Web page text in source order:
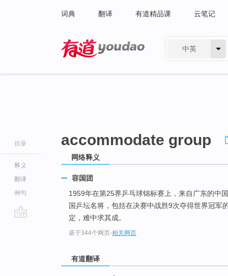
词典 翻译 有道精品课 云笔记
中英
目录
释义
翻译
例句
accommodate group
网络释义
容国团
1959年在第25界乒乓球锦标赛上，来自广东的中
国乒坛名将，包括在决赛中战胜9次夺得世界冠军
定，难中求其成。
基于344个网页-相关网页
有道翻译